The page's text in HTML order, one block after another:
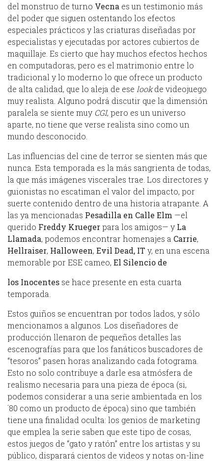
del monstruo de turno Vecna es un testimonio más
del poder que siguen ostentando los efectos
especiales prácticos y las criaturas diseñadas por
especialistas y ejecutadas por actores cubiertos de
maquillaje. Es cierto que hay muchos efectos hechos
en computadoras, pero es el matrimonio entre lo
tradicional y lo moderno lo que ofrece un producto
de alta calidad, que lo aleja de ese lookde videojuego
muy realista. Alguno podrá discutir que la dimensión
paralela se siente muy CGI, pero es un universo
aparte, no tiene que verse realista sino como un
mundo desconocido.
Las influencias del cine de terror se sienten más que
nunca. Esta temporada es la más sangrienta de todas,
la que más imágenes viscerales trae. Los directores y
guionistas no escatiman el valor del impacto, por
suerte contenido dentro de una historia atrapante. A
las ya mencionadas Pesadilla en Calle Elm —el
querido Freddy Kruegerpara los amigos— y La
Llamada, podemos encontrar homenajes a Carrie,
Hellraiser, Halloween, Evil Dead, IT y, en una escena
memorable por ESE cameo, El Silencio de
los Inocentes se hace presente en esta cuarta
temporada.
Estos guiños se encuentran por todos lados, y sólo
mencionamos a algunos. Los diseñadores de
producción llenaron de pequeños detalles las
escenografías para que los fanáticos buscadores de
“tesoros” pasen horas analizando cada fotograma.
Esto no solo contribuye a darle esa atmósfera de
realismo necesaria para una pieza de época (si,
podemos considerar a una serie ambientada en los
´80 como un producto de época) sino que también
tiene una finalidad oculta: los genios de marketing
que emplea la serie saben que este tipo de cosas,
estos juegos de “gato y ratón” entre los artistas y su
público, disparará cientos de videos y notas on-line